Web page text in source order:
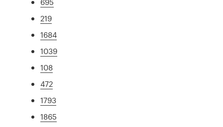
219
1684
1039
108
472
1793
1865